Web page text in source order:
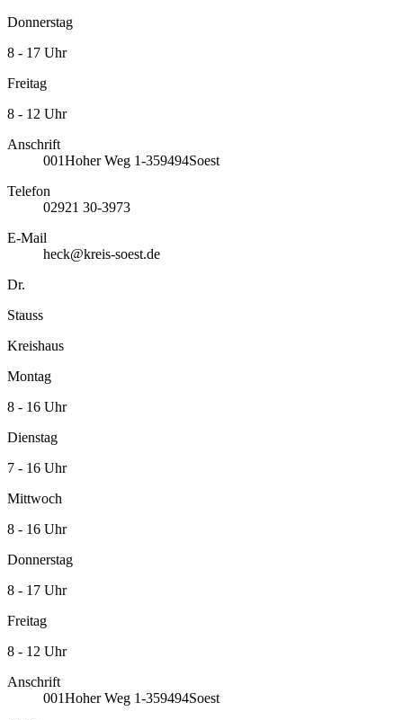
Donnerstag
8 - 17 Uhr
Freitag
8 - 12 Uhr
Anschrift
001Hoher Weg 1-359494Soest
Telefon
02921 30-3973
E-Mail
heck@kreis-soest.de
Dr.
Stauss
Kreishaus
Montag
8 - 16 Uhr
Dienstag
7 - 16 Uhr
Mittwoch
8 - 16 Uhr
Donnerstag
8 - 17 Uhr
Freitag
8 - 12 Uhr
Anschrift
001Hoher Weg 1-359494Soest